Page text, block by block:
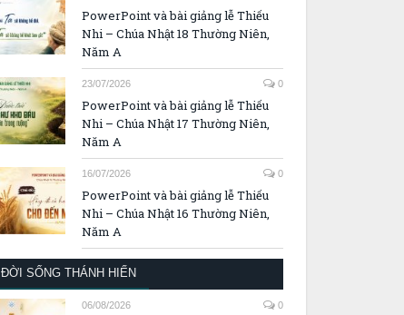
PowerPoint và bài giảng lễ Thiếu
Nhi – Chúa Nhật 18 Thường Niên,
Năm A
23/07/2026 0
PowerPoint và bài giảng lễ Thiếu
Nhi – Chúa Nhật 17 Thường Niên,
Năm A
16/07/2026 0
PowerPoint và bài giảng lễ Thiếu
Nhi – Chúa Nhật 16 Thường Niên,
Năm A
ĐỜI SỐNG THÁNH HIẾN
06/08/2026 0